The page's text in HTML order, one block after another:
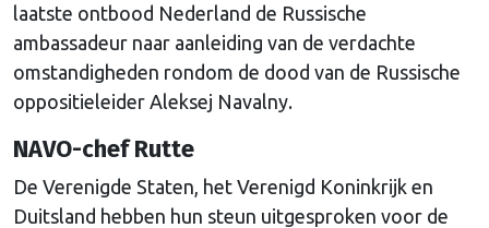
laatste ontbood Nederland de Russische
ambassadeur naar aanleiding van de verdachte
omstandigheden rondom de dood van de Russische
oppositieleider Aleksej Navalny.
NAVO-chef Rutte
De Verenigde Staten, het Verenigd Koninkrijk en
Duitsland hebben hun steun uitgesproken voor de